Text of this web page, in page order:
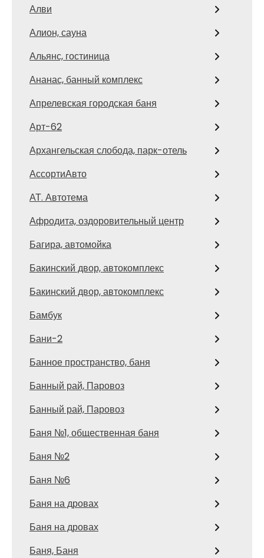
Алви
Алион, сауна
Альянс, гостиница
Ананас, банный комплекс
Апрелевская городская баня
Арт-62
Архангельская слобода, парк-отель
АссортиАвто
АТ. Автотема
Афродита, оздоровительный центр
Багира, автомойка
Бакинский двор, автокомплекс
Бакинский двор, автокомплекс
Бамбук
Бани-2
Банное пространство, баня
Банный рай, Паровоз
Банный рай, Паровоз
Баня №1, общественная баня
Баня №2
Баня №6
Баня на дровах
Баня на дровах
Баня, Баня